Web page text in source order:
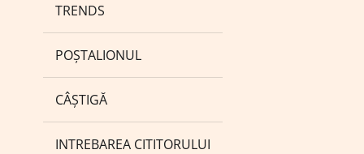
TRENDS
POȘTALIONUL
CÂȘTIGĂ
INTREBAREA CITITORULUI